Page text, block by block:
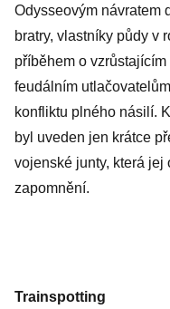
Odysseovým návratem
bratry, vlastníky půdy v
příběhem o
feudálním
konfliktu plného násilí.
byl uveden jen krátce
vojenské junty, která
zapomnění.
Trainspotting